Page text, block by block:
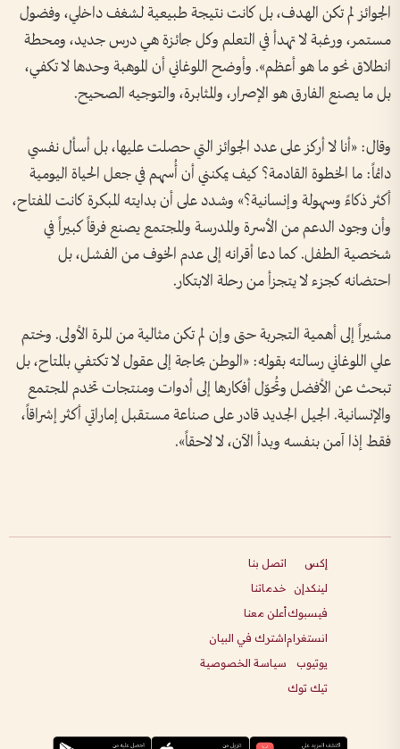
الجوائز لم تكن الهدف، بل كانت نتيجة طبيعية لشغف داخلي، وفضول
مستمر، ورغبة لا تهدأ في التعلم وكل جائزة هي درس جديد، ومحطة
انطلاق نحو ما هو أعظم». وأوضح اللوغاني أن الموهبة وحدها لا تكفي،
بل ما يصنع الفارق هو الإصرار، والمثابرة، والتوجيه الصحيح.
وقال: «أنا لا أركز على عدد الجوائز التي حصلت عليها، بل أسأل نفسي
دائماً: ما الخطوة القادمة؟ كيف يمكنني أن أُسهم في جعل الحياة اليومية
أكثر ذكاءً وسهولة وإنسانية؟» وشدد على أن بدايته المبكرة كانت المفتاح،
وأن وجود الدعم من الأسرة والمدرسة والمجتمع يصنع فرقاً كبيراً في
شخصية الطفل. كما دعا أقرانه إلى عدم الخوف من الفشل، بل
احتضانه كجزء لا يتجزأ من رحلة الابتكار.
مشيراً إلى أهمية التجربة حتى وإن لم تكن مثالية من المرة الأولى. وختم
علي اللوغاني رسالته بقوله: «الوطن بحاجة إلى عقول لا تكتفي بالمتاح، بل
تبحث عن الأفضل وتُحوّل أفكارها إلى أدوات ومنتجات تخدم المجتمع
والإنسانية. الجيل الجديد قادر على صناعة مستقبل إماراتي أكثر إشراقاً،
فقط إذا آمن بنفسه وبدأ الآن، لا لاحقاً».
إكس
لينكدإن
فيسبوك
انستغرام
يوتيوب
تيك توك
اتصل بنا
خدماتنا
أعلن معنا
اشترك في البيان
سياسة الخصوصية